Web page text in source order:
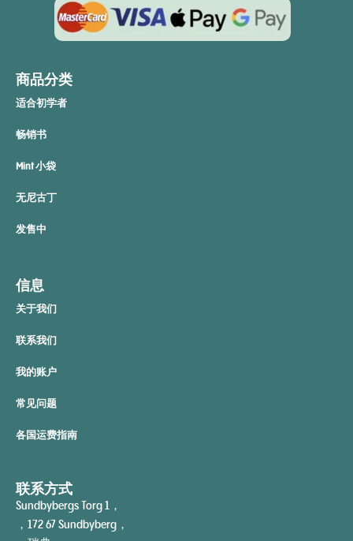
商品分类
适合初学者
畅销书
Mint 小袋
无尼古丁
发售中
信息
关于我们
联系我们
我的账户
常见问题
各国运费指南
联系方式
Sundbybergs Torg 1，
，172 67 Sundbyberg，